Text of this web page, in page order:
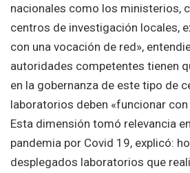
nacionales como los ministerios,
centros de investigación locales,
con una vocación de red»,
autoridades competentes tienen
en la gobernanza de este tipo de
laboratorios deben «funcionar
Esta dimensión tomó relevancia
pandemia por Covid 19, explicó:
desplegados laboratorios que